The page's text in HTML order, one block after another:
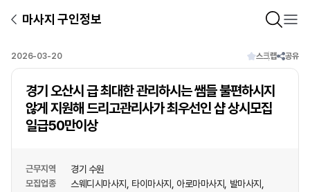
마사지 구인정보
2026-03-20 스크랩 공유
경기 오산시 급 최대한 관리하시는 쌤들 불편하시지
않게 지원해 드리고관리사가 최우선인 샵 상시모집
일급50만이상
근무지역 경기 수원
모집업종 스웨디시마사지 타이마사지 아로마마사지
발마사지